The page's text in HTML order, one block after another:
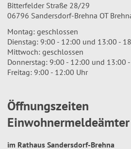
Bitterfelder Straße 28/29
06796 Sandersdorf-Brehna OT
Montag: geschlossen
Dienstag: 9:00 - 12:00 und 13:00 -
Mittwoch: geschlossen
Donnerstag: 9:00 - 12:00 und 13:00
Freitag: 9:00 - 12:00 Uhr
Öffnungszeiten
Einwohnermeldeämter
im Rathaus Sandersdorf-Brehna